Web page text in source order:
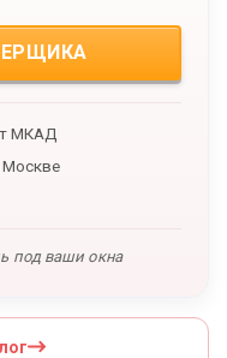
МКАД
под ваши окна